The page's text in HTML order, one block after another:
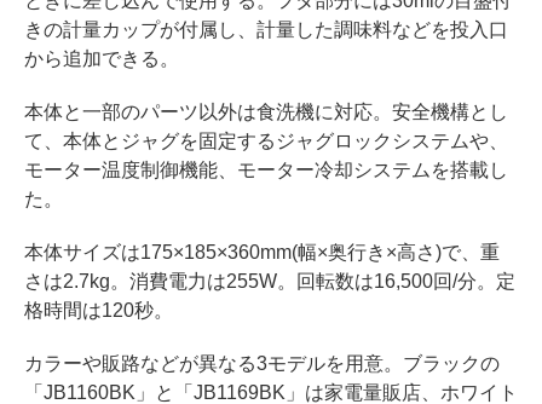
きの計量カップが付属し、計量した調味料などを投入口
から追加できる。
本体と一部のパーツ以外は食洗機に対応。安全機構とし
て、本体とジャグを固定するジャグロックシステムや、
モーター温度制御機能、モーター冷却システムを搭載し
た。
本体サイズは175×185×360mm(幅×奥行き×高さ)で、重
さは2.7kg。消費電力は255W。回転数は16,500回/分。定
格時間は120秒。
カラーや販路などが異なる3モデルを用意。ブラックの
「JB1160BK」と「JB1169BK」は家電量販店、ホワイト